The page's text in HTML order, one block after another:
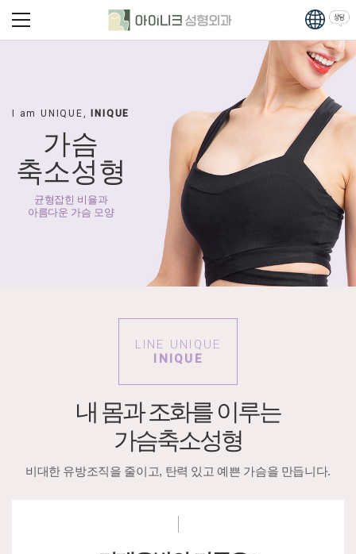
I am UNIQUE,INIQUE
가슴
축소성형
균형잡힌 비율과
아름다운 가슴 모양
LINE UNIQUE
INIQUE
내 몸과 조화를 이루는
가슴축소성형
비대한 유방조직을 줄이고, 탄력 있고 예쁜 가슴을 만듭니다.